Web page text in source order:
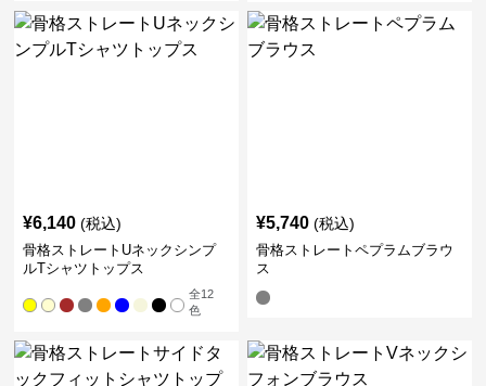
¥6,140 (税込)
骨格ストレートUネックシンプ
ルTシャツトップス
全12
色
¥5,740 (税込)
骨格ストレートペプラムブラウ
ス